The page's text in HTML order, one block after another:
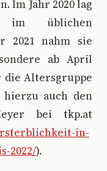
Im Jahr 2020 lag
im üblichen
2021 nahm sie
ab April
die Altersgruppe
hierzu auch den
bei tkp.at
in-
2022/).